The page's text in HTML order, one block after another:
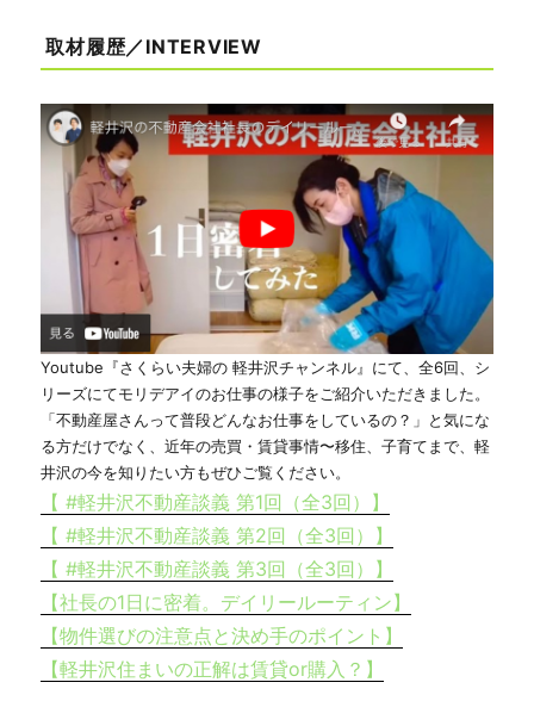
取材履歴／INTERVIEW
Youtube『さくらい夫婦の 軽井沢チャンネル』にて、全6回、シ
リーズにてモリデアイのお仕事の様子をご紹介いただきました。
「不動産屋さんって普段どんなお仕事をしているの？」と気にな
る方だけでなく、近年の売買・賃貸事情〜移住、子育てまで、軽
井沢の今を知りたい方もぜひご覧ください。
【 #軽井沢不動産談義 第1回（全3回）】
【 #軽井沢不動産談義 第2回（全3回）】
【 #軽井沢不動産談義 第3回（全3回）】
【社長の1日に密着。デイリールーティン】
【物件選びの注意点と決め手のポイント】
【軽井沢住まいの正解は賃貸or購入？】